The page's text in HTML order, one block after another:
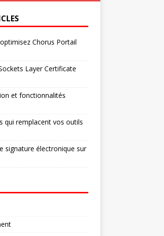
Chorus Portail
Layer Certificate
et fonctionnalités
qui remplacent vos outils
signature électronique sur